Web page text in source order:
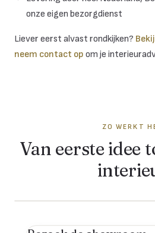
onze eigen bezorgdienst
Liever eerst alvast rondkijken?
neem contact op om je
ZO WERKT
Van eerste idee